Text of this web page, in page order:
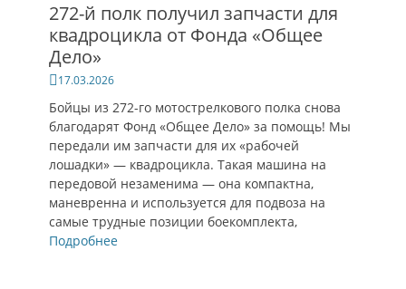
272-й полк получил запчасти для
квадроцикла от Фонда «Общее
Дело»
Опубликовано
17.03.2026
Бойцы из 272-го мотострелкового полка снова
благодарят Фонд «Общее Дело» за помощь! Мы
передали им запчасти для их «рабочей
лошадки» — квадроцикла. Такая машина на
передовой незаменима — она компактна,
маневренна и используется для подвоза на
самые трудные позиции боекомплекта,
Подробнее